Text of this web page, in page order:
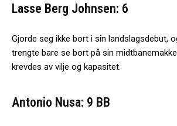
Lasse Berg Johnsen: 6
Gjorde seg ikke bort i sin landslagsdebut,
trengte bare se bort på sin
krevdes av vilje og kapasitet.
Antonio Nusa: 9 BB